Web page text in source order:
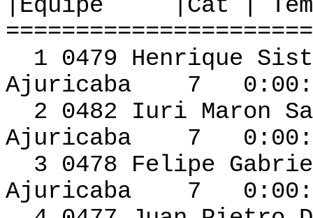
|Equipe |Cat |
1 0479
Ajuricaba 7
2 0482 Iuri
Ajuricaba 7
3 0478 Felipe
Ajuricaba 7